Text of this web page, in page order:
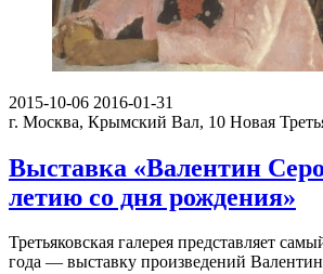
2015-10-06 2016-01-31
г. Москва, Крымский Вал, 10 Новая
Выставка «Валентин
летию со дня рождения»
Третьяковская галерея представляет
года — выставку произведений